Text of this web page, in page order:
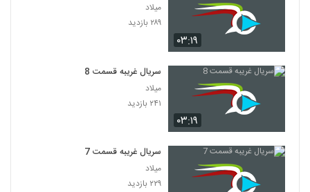
۰۳:۱۹
میلاد
۲۸۹ بازدید
۰۳:۱۹
سریال غریبه قسمت 8
میلاد
۲۴۱ بازدید
سریال غریبه قسمت 7
میلاد
۲۲۹ بازدید